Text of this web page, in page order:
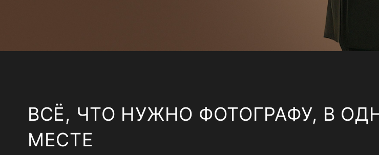
ВСЁ, ЧТО НУЖНО ФОТОГРАФУ, В
МЕСТЕ